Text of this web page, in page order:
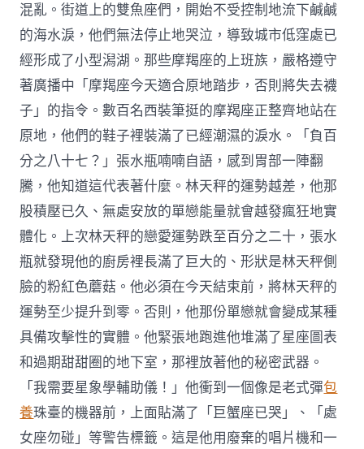
混亂。街道上的雙魚座們，開始不受控制地流下鹹鹹
的海水淚，他們無法停止地哭泣，導致城市低窪處已
經形成了小型潟湖。那些摩羯座的上班族，嚴格遵守
著廣播中「摩羯座今天適合原地踏步，否則將失去襪
子」的指令。數百名西裝筆挺的摩羯座正整齊地站在
原地，他們的鞋子裡裝滿了已經潮濕的淚水。「負百
分之八十七？」張水瓶喃喃自語，感到胃部一陣翻
騰，他知道這代表著什麼。林天秤的運勢越差，他那
股積壓已久、無處安放的單戀能量就會越發瘋狂地實
體化。上次林天秤的戀愛運勢跌至百分之二十，張水
瓶就發現他的廚房裡長滿了巨大的、形狀是林天秤側
臉的粉紅色蘑菇。他必須在今天結束前，將林天秤的
運勢至少提升到零。否則，他那份單戀就會變成某種
具備攻擊性的實體。他緊張地跑進他堆滿了星座圖表
和過期甜甜圈的地下室，那裡放著他的秘密武器。
「我需要星象學輔助儀！」他衝到一個像是老式彈包
養珠臺的機器前，上面貼滿了「巨蟹座已哭」、「處
女座勿碰」等警告標籤。這是他用廢棄的唱片機和一